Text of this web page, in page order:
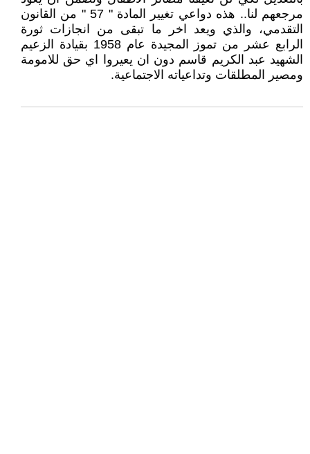
مرجعهم لنا.. هذه دواعي تغيير المادة " 57 " من القانون
التقدمي، والذي ويعد اخر ما تبقى من انجازات ثورة
الرابع عشر من تموز المجيدة عام 1958 بقيادة الزعيم
الشهيد عبد الكريم قاسم دون ان يعيروا اي حق للامومة
ومصير المطلقات وتداعياته الاجتماعية.